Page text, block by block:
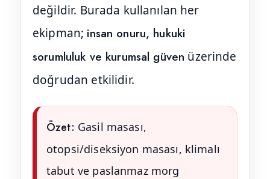
değildir. Burada kullanılan her
ekipman; insan onuru, hukuki
sorumluluk ve kurumsal güven üzerinde
doğrudan etkilidir.
Özet: Gasil masası,
otopsi/diseksiyon masası, klimalı
tabut ve paslanmaz morg